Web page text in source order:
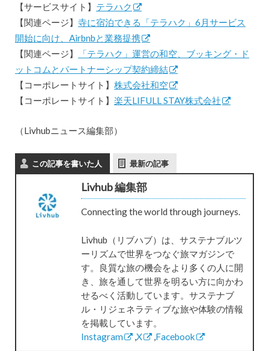
【サービスサイト】 テラハク
【関連ページ】 寺に宿泊できる「テラハク」6月サービス
開始に向け、Airbnbと業務提携
【関連ページ】
「テラハク」運営の和空、ブッキング・ド
ットコムとパートナーシップ契約締結
【コーポレートサイト】 株式会社和空
【コーポレートサイト】 楽天LIFULL STAY株式会社
（Livhubニュース編集部）
この記事を書いた人 最新の記事
Livhub 編集部
Connecting the world through journeys.
Livhub（リブハブ）は、サステナブルツ
ーリズムで世界をつなぐ旅マガジンで
す。良質な旅の機会をより多くの人に開
き、旅を通して世界を明るい方に向かわ
せるべく活動しています。サステナブ
ル・リジェネラティブな旅や体験の情報
を掲載しています。
Instagram
,X ,Facebook